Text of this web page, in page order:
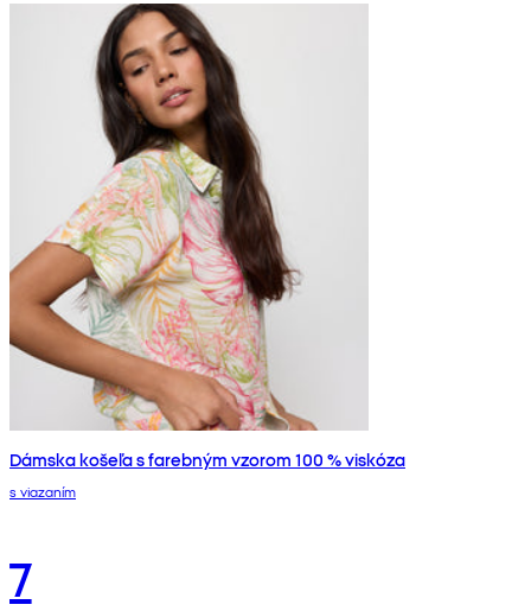
Dámska košeľa s farebným vzorom 100 % viskóza
s viazaním
7